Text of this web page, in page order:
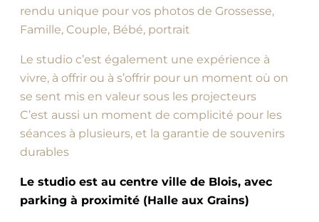
rendu unique pour vos photos de Grossesse,
Famille, Couple, Bébé, portrait
Le studio c’est également une expérience à
vivre, à offrir ou à s’offrir pour un moment où on
se sent mis en valeur sous les projecteurs
C’est aussi un moment de complicité pour les
séances à plusieurs, et la garantie de souvenirs
durables
Le studio est au centre ville de Blois, avec
parking à proximité (Halle aux Grains)